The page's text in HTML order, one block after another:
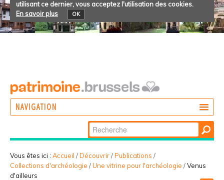
utilisant ce dernier, vous acceptez l'utilisation des cookies.
En savoir plus
OK
NAVIGATION
PARTICIPER
Chercher par
Recherche
avancée…
Vous êtes ici : Accueil /Découvrir/Publications /
Collections d'archéologie /Une vitrine pour l'archéologie /Venus
d'ailleurs